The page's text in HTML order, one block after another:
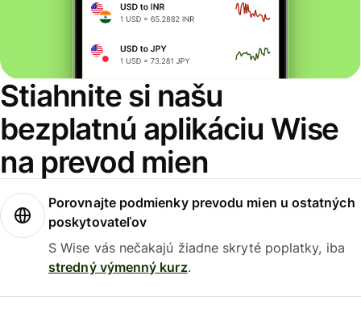
Stiahnite si našu
bezplatnú aplikáciu Wise
na prevod mien
Porovnajte podmienky prevodu mien u ostatných
poskytovateľov
S Wise vás nečakajú žiadne skryté poplatky, iba
stredný výmenný kurz.